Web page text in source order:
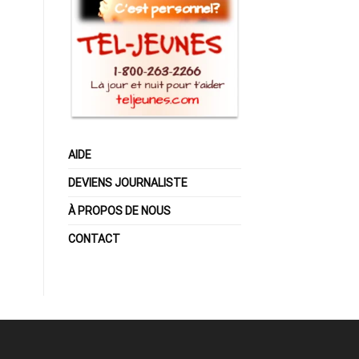
AIDE
DEVIENS JOURNALISTE
À PROPOS DE NOUS
CONTACT